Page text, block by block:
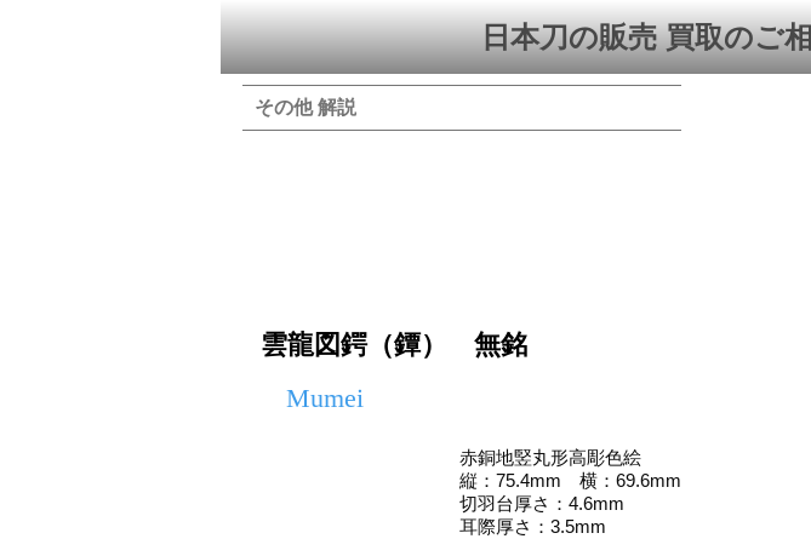
日本刀の販売 買取のご
その他 解説
雲龍図鍔（鐔） 無銘
Mumei
赤銅地竪丸形高彫色絵
縦：75.4mm 横：69.6mm
切羽台厚さ：4.6mm
耳際厚さ：3.5mm